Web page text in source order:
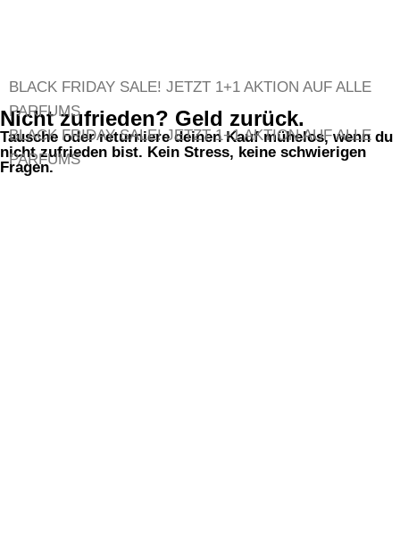
BLACK FRIDAY SALE! JETZT 1+1 AKTION AUF ALLE
PARFUMS
BLACK FRIDAY SALE!JETZT 1+1 AKTION AUF ALLE
PARFUMS
Nicht zufrieden? Geld zurück.
Tausche oder returniere deinen Kauf mühelos, wenn du
nicht zufrieden bist. Kein Stress, keine schwierigen
Fragen.